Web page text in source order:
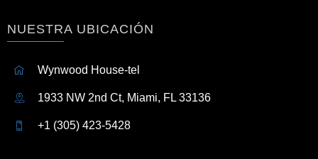
NUESTRA UBICACIÓN
Wynwood House-tel
1933 NW 2nd Ct, Miami, FL 33136
+1 (305) 423-5428